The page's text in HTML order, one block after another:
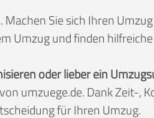
Sie sich Ihren
Umzug und finden
oder lieber ein
umzuege.de. Dank Zeit-,
für Ihren Umzug.